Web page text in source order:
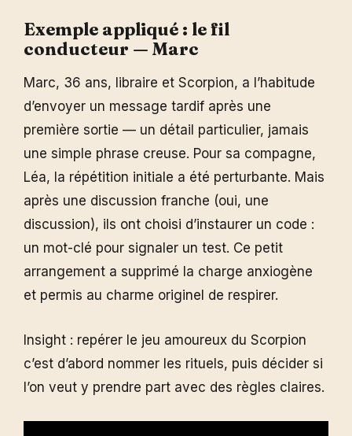
Exemple appliqué : le fil
conducteur — Marc
Marc, 36 ans, libraire et Scorpion, a l’habitude
d’envoyer un message tardif après une
première sortie — un détail particulier, jamais
une simple phrase creuse. Pour sa compagne,
Léa, la répétition initiale a été perturbante. Mais
après une discussion franche (oui, une
discussion), ils ont choisi d’instaurer un code :
un mot-clé pour signaler un test. Ce petit
arrangement a supprimé la charge anxiogène
et permis au charme originel de respirer.
Insight : repérer le jeu amoureux du Scorpion
c’est d’abord nommer les rituels, puis décider si
l’on veut y prendre part avec des règles claires.